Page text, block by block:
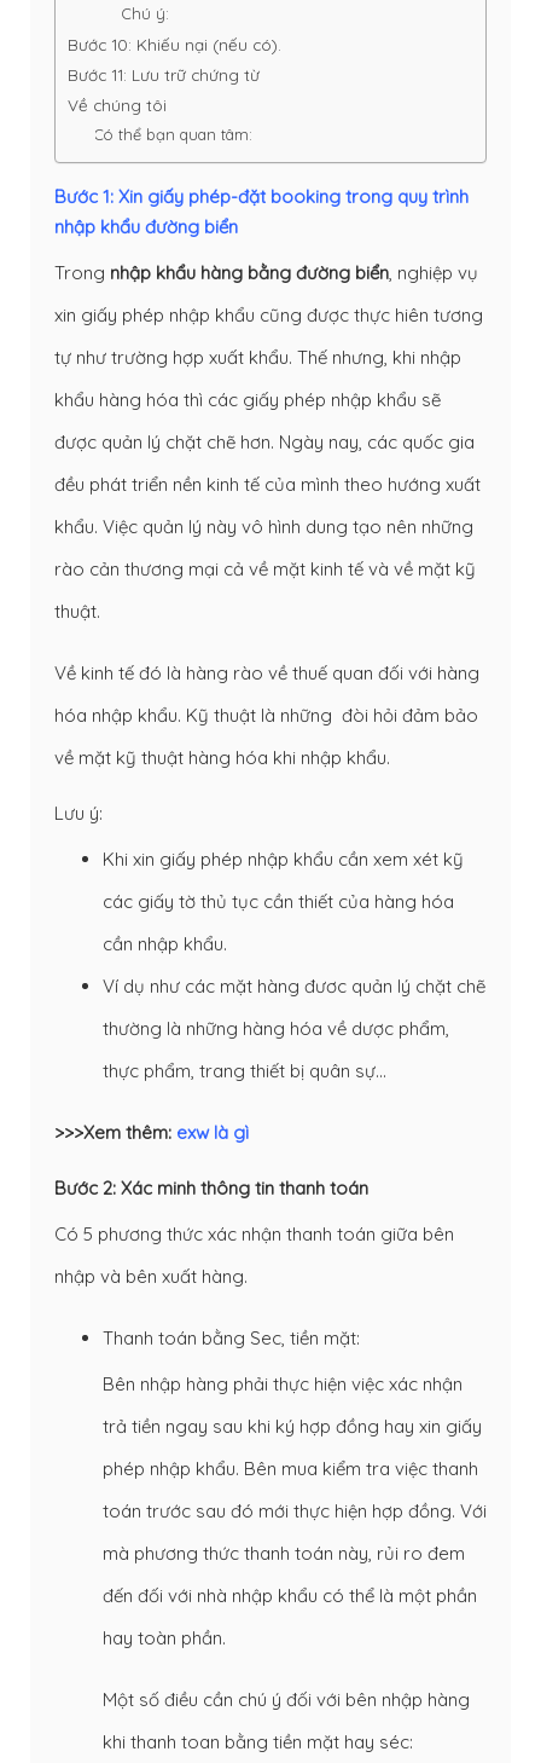
Chú ý:
Bước 10: Khiếu nại (nếu có).
Bước 11: Lưu trữ chứng từ
Về chúng tôi
Có thể bạn quan tâm:
Bước 1: Xin giấy phép-đặt booking trong quy trình
nhập khẩu đường biển
Trong nhập khẩu hàng bằng đường biển, nghiệp vụ
xin giấy phép nhập khẩu cũng được thực hiên tương
tự như trường hợp xuất khẩu. Thế nhưng, khi nhập
khẩu hàng hóa thì các giấy phép nhập khẩu sẽ
được quản lý chặt chẽ hơn. Ngày nay, các quốc gia
đều phát triển nền kinh tế của mình theo hướng xuất
khẩu. Việc quản lý này vô hình dung tạo nên những
rào cản thương mại cả về mặt kinh tế và về mặt kỹ
thuật.
Về kinh tế đó là hàng rào về thuế quan đối với hàng
hóa nhập khẩu. Kỹ thuật là những đòi hỏi đảm bảo
về mặt kỹ thuật hàng hóa khi nhập khẩu.
Lưu ý:
Khi xin giấy phép nhập khẩu cần xem xét kỹ
các giấy tờ thủ tục cần thiết của hàng hóa
cần nhập khẩu.
Ví dụ như các mặt hàng đươc quản lý chặt chẽ
thường là những hàng hóa về dược phẩm,
thực phẩm, trang thiết bị quân sự…
>>>Xem thêm: exw là gì
Bước 2: Xác minh thông tin thanh toán
Có 5 phương thức xác nhận thanh toán giữa bên
nhập và bên xuất hàng.
Thanh toán bằng Sec, tiền mặt:
Bên nhập hàng phải thực hiện việc xác nhận
trả tiền ngay sau khi ký hợp đồng hay xin giấy
phép nhập khẩu. Bên mua kiểm tra việc thanh
toán trước sau đó mới thực hiện hợp đồng. Với
mà phương thức thanh toán này, rủi ro đem
đến đối với nhà nhập khẩu có thể là một phần
hay toàn phần.
Một số điều cần chú ý đối với bên nhập hàng
khi thanh toan bằng tiền mặt hay séc: